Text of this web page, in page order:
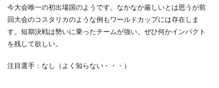
今大会唯一の初出場国のようです。なかなか厳しいとは思うが前
回大会のコスタリカのような例もワールドカップには存在しま
す。短期決戦は勢いに乗ったチームが強い。ぜひ何かインパクト
を残して欲しい。
注目選手：なし（よく知らない・・・）